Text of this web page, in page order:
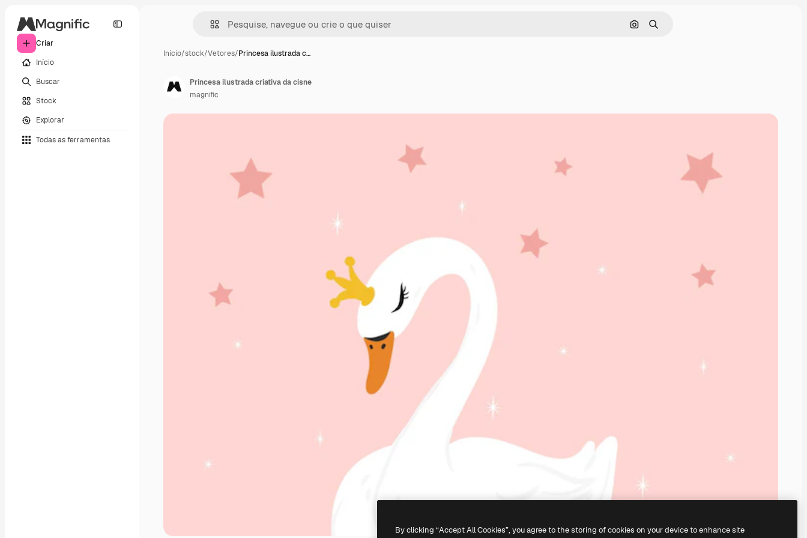
Criar
Início
Buscar
Stock
Explorar
Todas as ferramentas
Pesquisar por imagem
Buscar
Início/stock/Vetores/Princesa ilustrada c…
Princesa ilustrada criativa da cisne
magnific
By clicking “Accept All Cookies”, you agree to the storing of cookies on your device to enhance site